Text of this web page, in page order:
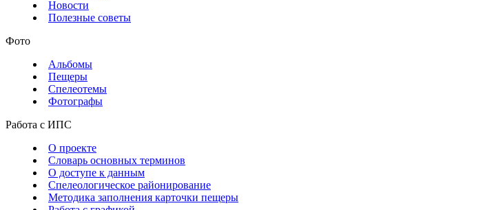
Новости
Полезные советы
Фото
Альбомы
Пещеры
Спелеотемы
Фотографы
Работа с ИПС
О проекте
Словарь основных терминов
О доступе к данным
Спелеологическое районирование
Методика заполнения карточки пещеры